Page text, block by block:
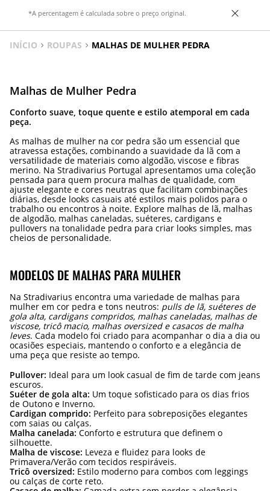
*A percentagem é calculada sobre o preço original.
INÍCIO ROUPAS MALHAS DE MULHER PEDRA
Malhas de Mulher Pedra
Conforto suave, toque quente e estilo atemporal em cada
peça.
As malhas de mulher na cor pedra são um essencial que
atravessa estações, combinando a suavidade da lã com a
versatilidade de materiais como algodão, viscose e fibras
merino. Na Stradivarius Portugal apresentamos uma coleção
pensada para quem procura malhas de qualidade, com
ajuste elegante e cores neutras que facilitam combinações
diárias, desde looks casuais até estilos mais polidos para o
trabalho ou encontros à noite. Explore malhas de lã, malhas
de algodão, malhas caneladas, suéteres, cardigans e
pullovers na tonalidade pedra para criar looks simples, mas
cheios de personalidade.
MODELOS DE MALHAS PARA MULHER
Na Stradivarius encontra uma variedade de malhas para
mulher em cor pedra e tons neutros: pulls de lã, suéteres de
gola alta, cardigans compridos, malhas caneladas, malhas de
viscose, tricô macio, malhas oversized e casacos de malha
leves. Cada modelo foi criado para acompanhar o dia a dia ou
ocasiões especiais, mantendo o conforto e a elegância de
uma peça que resiste ao tempo.
Pullover: Ideal para um look casual de fim de tarde com jeans
escuros.
Suéter de gola alta: Um toque sofisticado para os dias frios
de Outono e Inverno.
Cardigan comprido: Perfeito para sobreposições elegantes
com saias ou calças.
Malha canelada: Conforto e estrutura que definem o
silhouette.
Malha de viscose: Leveza e fluidez para looks de
Primavera/Verão com tecidos respiráveis.
Tricô oversized: Estilo moderno para combos com leggings
ou calças de corte reto.